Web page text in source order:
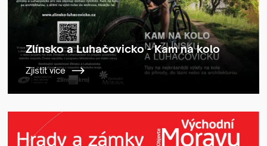
Zlínsko a Luhačovicko - Kam na kolo
Zjistit více